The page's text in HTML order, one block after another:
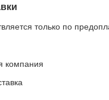
только по
компания